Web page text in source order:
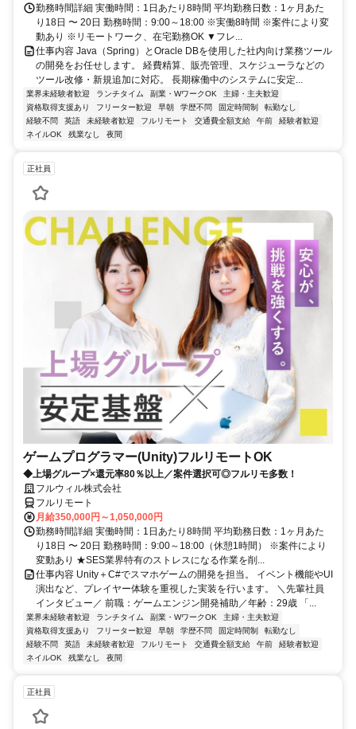
勤務時間詳細 実働時間：1日あたり8時間 平均勤務日数：1ヶ月あた
り18日 〜 20日 勤務時間：9:00～18:00 ※実働8時間 ※案件により変
動あり ※リモートワーク、在宅勤務OK ▼フレ...
仕事内容 Java（Spring）とOracle DBを使用した社内向け業務ツール
の開発をお任せします。 経費精算、販売管理、スケジューラなどの
ツール改修・新規追加に対応。 長期稼働中のシステムに安定...
業界未経験者歓迎 ランチタイム 副業・WワークOK
主婦・主夫歓迎
資格取得支援あり
フリーター歓迎 早朝 学歴不問 固定時間制
転勤なし
経験不問
英語 未経験者歓迎 フルリモート 交通費全額支給 午前
経験者歓迎
ネイルOK
残業なし 夜間
正社員
ゲームプログラマー(Unity)フルリモートOK
◆上場グループ×還元率80％以上／案件選択可◎フルリモ多数！
フルウィル株式会社
フルリモート
月給350,000円～1,050,000円
勤務時間詳細 実働時間：1日あたり8時間 平均勤務日数：1ヶ月あた
り18日 〜 20日 勤務時間：9:00～18:00（休憩1時間） ※案件により
変動あり ★SES業界特有のストレスになる作業を削...
仕事内容 Unity＋C#でスマホゲームの開発を担当。 イベント機能やUI
演出など、プレイヤー体験を重視した実装を行います。 ＼先輩社員
インタビュー／ 前職：ゲームエンジン開発補助／年齢：29歳 「...
業界未経験者歓迎 ランチタイム 副業・WワークOK
主婦・主夫歓迎
資格取得支援あり
フリーター歓迎 早朝 学歴不問 固定時間制
転勤なし
経験不問
英語 未経験者歓迎 フルリモート 交通費全額支給 午前
経験者歓迎
ネイルOK
残業なし 夜間
正社員